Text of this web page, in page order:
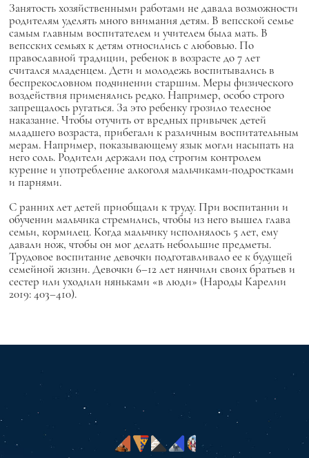
Занятость хозяйственными работами не давала возможности
родителям уделять много внимания детям. В вепсской семье
самым главным воспитателем и учителем была мать. В
вепсских семьях к детям относились с любовью. По
православной традиции, ребенок в возрасте до 7 лет
считался младенцем. Дети и молодежь воспитывались в
беспрекословном подчинении старшим. Меры физического
воздействия применялись редко. Например, особо строго
запрещалось ругаться. За это ребенку грозило телесное
наказание. Чтобы отучить от вредных привычек детей
младшего возраста, прибегали к различным воспитательным
мерам. Например, показывающему язык могли насыпать на
него соль. Родители держали под строгим контролем
курение и употребление алкоголя мальчиками-подростками
и парнями.
С ранних лет детей приобщали к труду. При воспитании и
обучении мальчика стремились, чтобы из него вышел глава
семьи, кормилец. Когда мальчику исполнялось 5 лет, ему
давали нож, чтобы он мог делать небольшие предметы.
Трудовое воспитание девочки подготавливало ее к будущей
семейной жизни. Девочки 6–12 лет нянчили своих братьев и
сестер или уходили няньками «в люди» (Народы Карелии
2019: 403–410).